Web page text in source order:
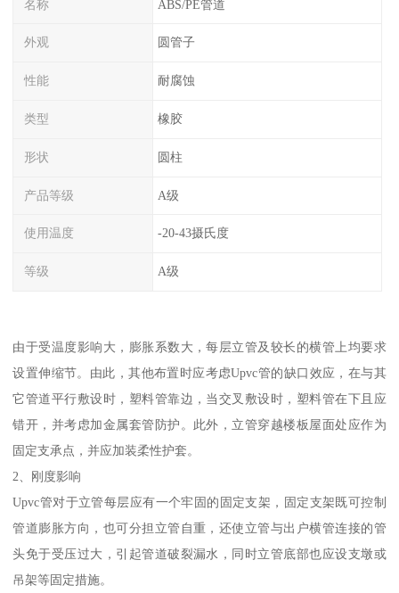
名称 ABS/PE管道
外观 圆管子
性能 耐腐蚀
类型 橡胶
形状 圆柱
产品等级 A级
使用温度 -20-43摄氏度
等级 A级
由于受温度影响大，膨胀系数大，每层立管及较长的横管上均要求
设置伸缩节。由此，其他布置时应考虑Upvc管的缺口效应，在与其
它管道平行敷设时，塑料管靠边，当交叉敷设时，塑料管在下且应
错开，并考虑加金属套管防护。此外，立管穿越楼板屋面处应作为
固定支承点，并应加装柔性护套。
2、刚度影响
Upvc管对于立管每层应有一个牢固的固定支架，固定支架既可控制
管道膨胀方向，也可分担立管自重，还使立管与出户横管连接的管
头免于受压过大，引起管道破裂漏水，同时立管底部也应设支墩或
吊架等固定措施。